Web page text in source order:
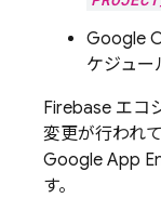
Google
ケジュー
Firebase エコ
変更が行われ
Google App
す。